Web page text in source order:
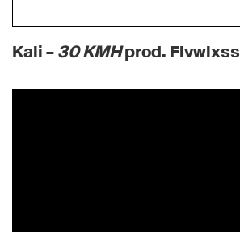
Kali –30 KMHprod. Flvwlxss